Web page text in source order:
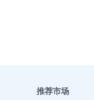
推荐市场